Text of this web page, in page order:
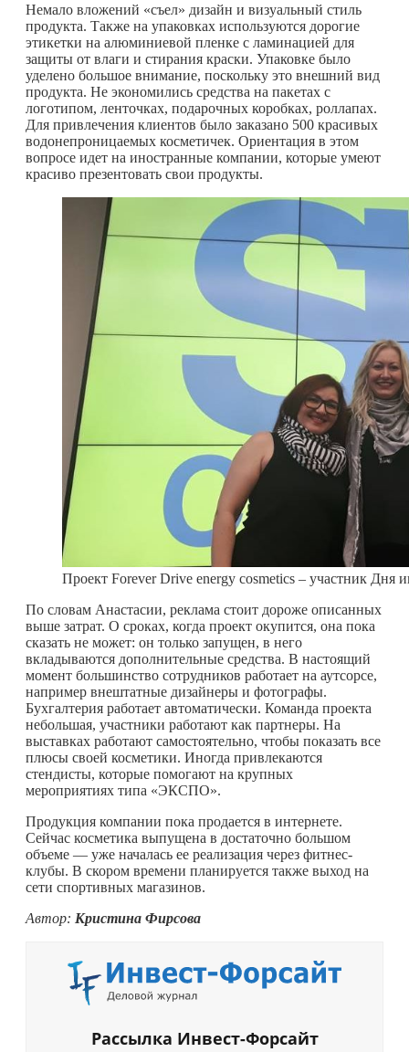
Немало вложений «съел» дизайн и визуальный стиль
продукта. Также на упаковках используются дорогие
этикетки на алюминиевой пленке с ламинацией для
защиты от влаги и стирания краски. Упаковке было
уделено большое внимание, поскольку это внешний вид
продукта. Не экономились средства на пакетах с
логотипом, ленточках, подарочных коробках, роллапах.
Для привлечения клиентов было заказано 500 красивых
водонепроницаемых косметичек. Ориентация в этом
вопросе идет на иностранные компании, которые умеют
красиво презентовать свои продукты.
Проект Forever Drive energy cosmetics – участник Дня
По словам Анастасии, реклама стоит дороже описанных
выше затрат. О сроках, когда проект окупится, она пока
сказать не может: он только запущен, в него
вкладываются дополнительные средства. В настоящий
момент большинство сотрудников работает на аутсорсе,
например внештатные дизайнеры и фотографы.
Бухгалтерия работает автоматически. Команда проекта
небольшая, участники работают как партнеры. На
выставках работают самостоятельно, чтобы показать все
плюсы своей косметики. Иногда привлекаются
стендисты, которые помогают на крупных
мероприятиях типа «ЭКСПО».
Продукция компании пока продается в интернете.
Сейчас косметика выпущена в достаточно большом
объеме — уже началась ее реализация через фитнес-
клубы. В скором времени планируется также выход на
сети спортивных магазинов.
Автор: Кристина Фирсова
Рассылка Инвест-Форсайт